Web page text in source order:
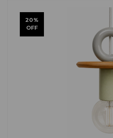
20%
OFF